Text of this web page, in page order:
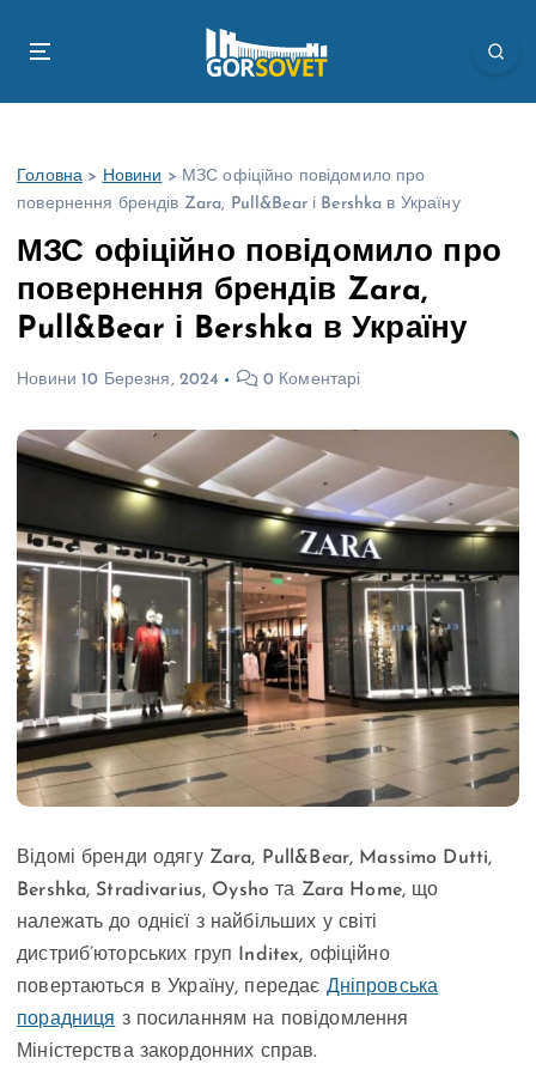
Головна > Новини > МЗС офіційно повідомило про
повернення брендів Zara, Pull&Bear і Bershka в Україну
МЗС офіційно повідомило про
повернення брендів Zara,
Pull&Bear і Bershka в Україну
Новини 10 Березня, 2024 0 Коментарі
Відомі бренди одягу Zara, Pull&Bear, Massimo Dutti,
Bershka, Stradivarius, Oysho та Zara Home, що
належать до однієї з найбільших у світі
дистриб’юторських груп Inditex, офіційно
повертаються в Україну, передає Дніпровська
порадниця з посиланням на повідомлення
Міністерства закордонних справ.